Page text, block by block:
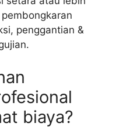
penggantian &
biaya?